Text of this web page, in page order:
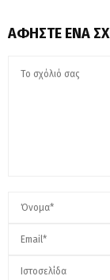
ΑΦΉΣΤΕ ΈΝΑ